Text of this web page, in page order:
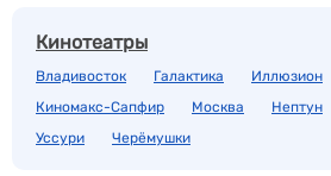
Кинотеатры
Владивосток Галактика
Иллюзион
Киномакс-Сапфир
Москва Нептун
Уссури
Черёмушки